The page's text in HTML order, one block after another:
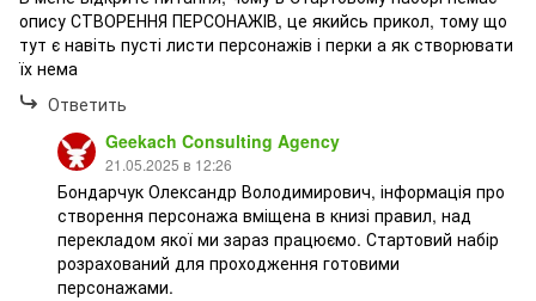
опису СТВОРЕННЯ ПЕРСОНАЖІВ, це якийсь прикол, тому що
тут є навіть пусті листи персонажів і перки а як створювати
їх нема
Ответить
Geekach Consulting Agency
21.05.2025 в 12:26
Бондарчук Олександр Володимирович, інформація про
створення персонажа вміщена в книзі правил, над
перекладом якої ми зараз працюємо. Стартовий набір
розрахований для проходження готовими
персонажами.